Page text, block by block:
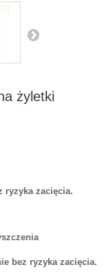
żyletki
ryzyka zacięcia.
bez ryzyka zacięcia.